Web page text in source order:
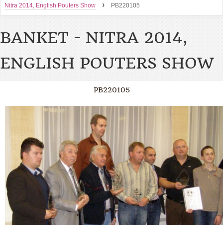
Nitra 2014, English Pouters Show
› PB220105
BANKET - NITRA 2014,
ENGLISH POUTERS SHOW
PB220105